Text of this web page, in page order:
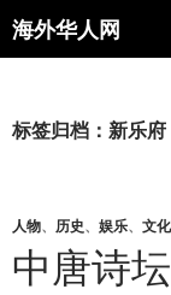
海外华人网
搜
索
文
标签归档：新乐府
人物、 历史、 娱乐、 文
中唐诗